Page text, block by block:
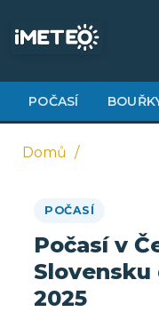
obsahu
POČASÍ
navigace
Domů
POČASÍ
Počasí v
Slovensku
2025